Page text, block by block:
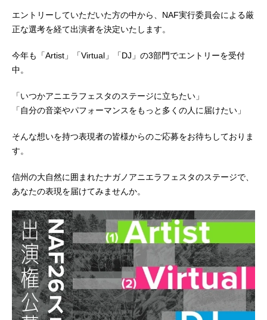
エントリーしていただいた方の中から、NAF実行委員会による厳
正な選考を経て出演者を決定いたします。
今年も「Artist」「Virtual」「DJ」の3部門でエントリーを受付
中。
「いつかアニエラフェスタのステージに立ちたい」
「自分の音楽やパフォーマンスをもっと多くの人に届けたい」
そんな想いを持つ表現者の皆様からのご応募をお待ちしておりま
す。
信州の大自然に囲まれたナガノアニエラフェスタのステージで、
あなたの表現を届けてみませんか。